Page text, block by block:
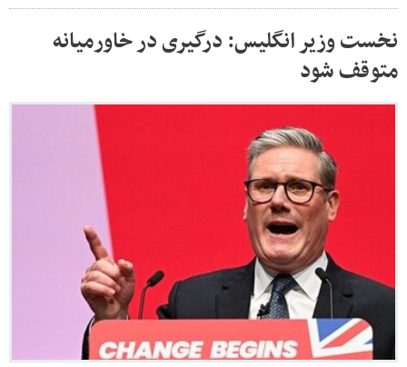
نخست وزیر انگلیس: درگیری در خاورمیانه
متوقف شود